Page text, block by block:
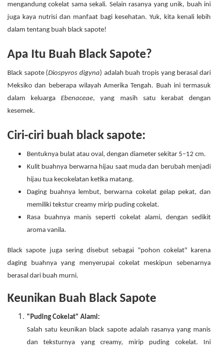
mengandung cokelat sama sekali. Selain rasanya yang unik, buah ini
juga kaya nutrisi dan manfaat bagi kesehatan. Yuk, kita kenali lebih
dalam tentang buah black sapote!
Apa Itu Buah Black Sapote?
Black sapote (Diospyros digyna) adalah buah tropis yang berasal dari
Meksiko dan beberapa wilayah Amerika Tengah. Buah ini termasuk
dalam keluargaEbenaceae, yang masih satu kerabat dengan
kesemek.
Ciri-ciri buah black sapote:
Bentuknya bulat atau oval, dengan diameter sekitar 5–12 cm.
Kulit buahnya berwarna hijau saat muda dan berubah menjadi
hijau tua kecokelatan ketika matang.
Daging buahnya lembut, berwarna cokelat gelap pekat, dan
memiliki tekstur creamy mirip puding cokelat.
Rasa buahnya manis seperti cokelat alami, dengan sedikit
aroma vanila.
Black sapote juga sering disebut sebagai "pohon cokelat" karena
daging buahnya yang menyerupai cokelat meskipun sebenarnya
berasal dari buah murni.
Keunikan Buah Black Sapote
"Puding Cokelat" Alami:
Salah satu keunikan black sapote adalah rasanya yang manis
dan teksturnya yang creamy, mirip puding cokelat. Ini